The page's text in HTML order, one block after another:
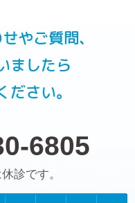
やご質問、
ましたら
さい。
6805
診です。